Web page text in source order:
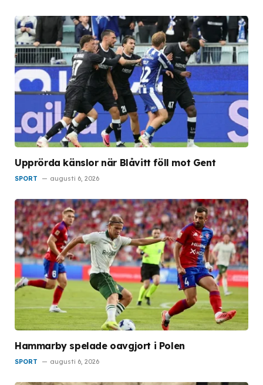
Upprörda känslor när Blåvitt föll mot Gent
SPORT augusti 6, 2026
Hammarby spelade oavgjort i Polen
SPORT augusti 6, 2026